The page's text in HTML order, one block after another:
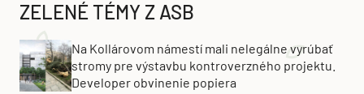
ZELENÉ TÉMY Z ASB
Na Kollárovom námestí mali nelegálne vyrúbať
stromy pre výstavbu kontroverzného projektu.
Developer obvinenie popiera